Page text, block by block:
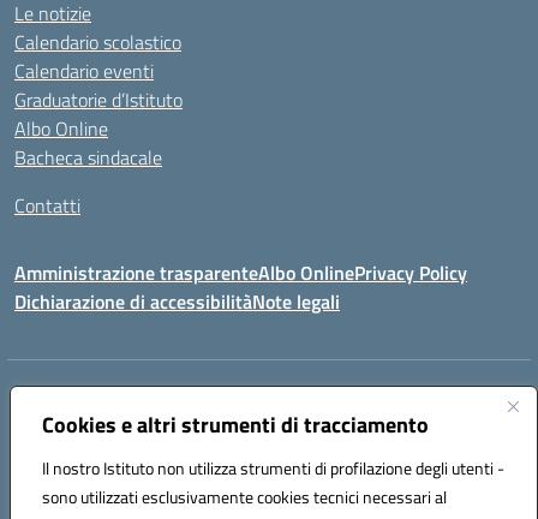
Cookies e altri strumenti di tracciamento
Il nostro Istituto non utilizza strumenti di profilazione degli utenti -
sono utilizzati esclusivamente cookies tecnici necessari al
Le notizie
Calendario scolastico
Calendario eventi
Graduatorie d’Istituto
Albo Online
Bacheca sindacale
Contatti
Amministrazione trasparenteAlbo OnlinePrivacy Policy
Dichiarazione di accessibilitàNote legali
Indirizzo:
Centralino:0823944017 Email:ceic85400b@istruzione.it
Codice fiscale: 82000440618